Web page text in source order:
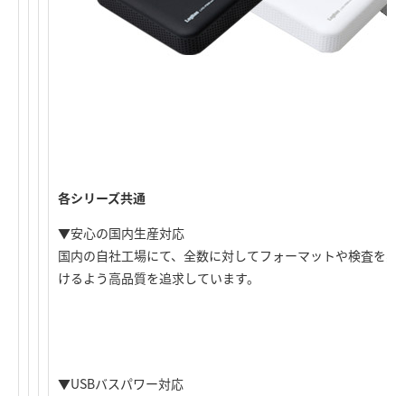
各シリーズ共通
▼安心の国内生産対応
国内の自社工場にて、全数に対してフォーマットや検査を
けるよう高品質を追求しています。
▼USBバスパワー対応